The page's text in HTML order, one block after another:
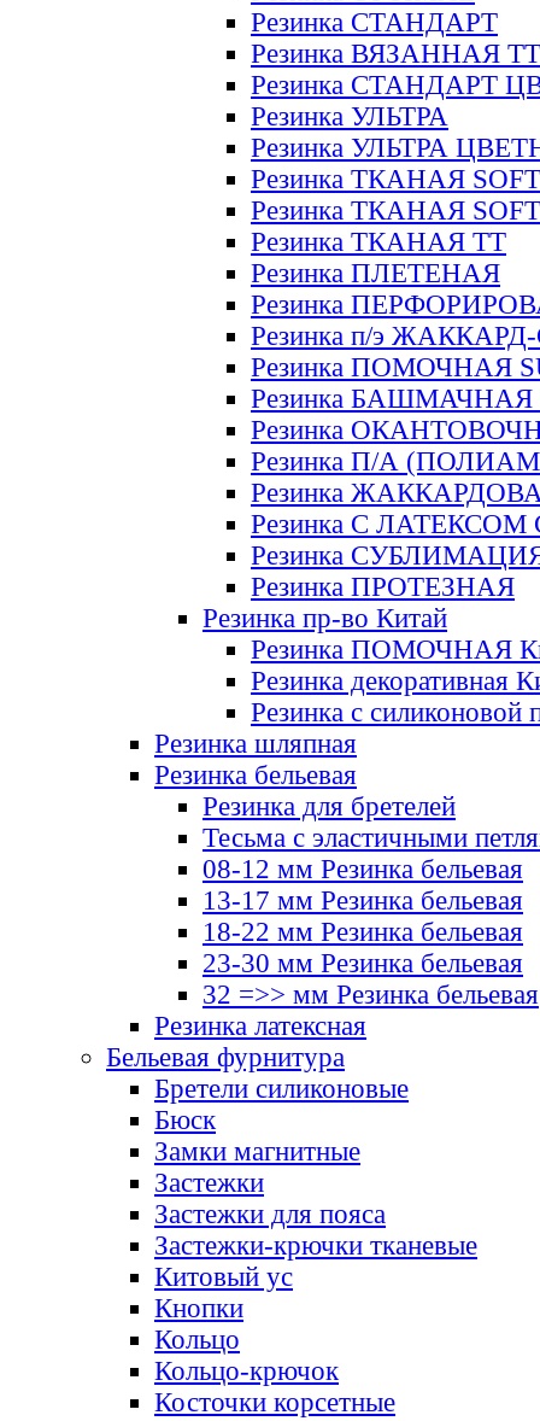
Резинка СТАНДАРТ
Резинка ВЯЗАННАЯ ТТ
Резинка СТАНДАРТ
Резинка УЛЬТРА
Резинка УЛЬТРА
Резинка ТКАНАЯ SOFT
Резинка ТКАНАЯ
Резинка ТКАНАЯ ТТ
Резинка ПЛЕТЕНАЯ
Резинка
Резинка п/э
Резинка ПОМОЧНАЯ
Резинка БАШМАЧНАЯ
Резинка
Резинка П/А
Резинка
Резинка С ЛАТЕКСОМ
Резинка
Резинка ПРОТЕЗНАЯ
Резинка пр-во Китай
Резинка ПОМОЧНАЯ
Резинка декоративная
Резинка с силиконовой
Резинка шляпная
Резинка бельевая
Резинка для бретелей
Тесьма с эластичными
08-12 мм Резинка бельевая
13-17 мм Резинка бельевая
18-22 мм Резинка бельевая
23-30 мм Резинка бельевая
32 =>> мм Резинка бельевая
Резинка латексная
Бельевая фурнитура
Бретели силиконовые
Бюск
Замки магнитные
Застежки
Застежки для пояса
Застежки-крючки тканевые
Китовый ус
Кнопки
Кольцо
Кольцо-крючок
Косточки корсетные